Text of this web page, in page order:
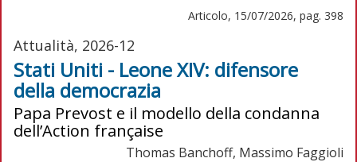
Articolo, 15/07/2026, pag. 398
Attualità, 2026-12
Stati Uniti - Leone XIV: difensore
della democrazia
Papa Prevost e il modello della condanna
dell’Action française
Thomas Banchoff, Massimo Faggioli